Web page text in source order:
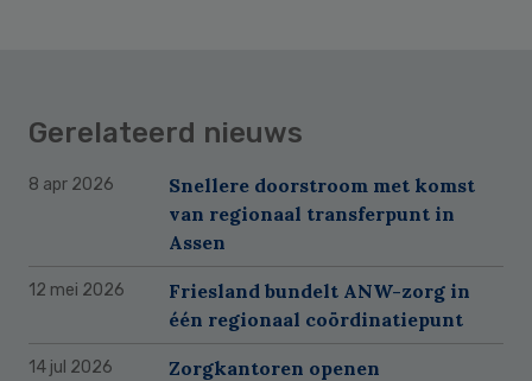
Gerelateerd nieuws
8 apr 2026
Snellere doorstroom met komst
van regionaal transferpunt in
Assen
12 mei 2026
Friesland bundelt ANW-zorg in
één regionaal coördinatiepunt
14 jul 2026
Zorgkantoren openen